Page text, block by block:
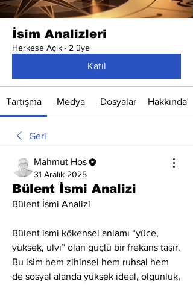
İsim Analizleri
Herkese Açık · 2 üye
Katıl
Tartışma Medya Dosyalar Hakkında
Geri
Mahmut Hos
31 Aralık 2025
Bülent İsmi Analizi
Bülent İsmi Analizi
Bülent ismi kökensel anlamı “yüce,
yüksek, ulvi” olan güçlü bir frekans taşır.
Bu isim hem zihinsel hem ruhsal hem
de sosyal alanda yüksek ideal, olgunluk,